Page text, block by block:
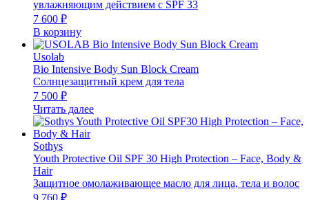
увлажняющим действием с SPF 33
7 600 ₽
В корзину
Usolab
Bio Intensive Body Sun Block Cream
Солнцезащитный крем для тела
7 500 ₽
Читать далее
Sothys
Youth Protective Oil SPF 30 High Protection – Face, Body &
Hair
Защитное омолаживающее масло для лица, тела и волос